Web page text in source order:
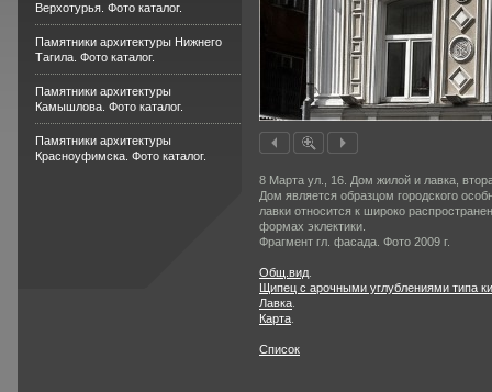
Верхотурья. Фото каталог.
Памятники архитектуры Нижнего
Тагила. Фото каталог.
Памятники архитектуры
Камышлова. Фото каталог.
Памятники архитектуры
Красноуфимска. Фото каталог.
8 Марта ул., 16. Дом жилой и лавка,
Дом является образцом городского
лавки относится к широко
формах эклектики.
Фрагмент гл. фасада. Фото 2009 г.
Общ.вид
Щипец с арочными углублениями типа
Лавка
Карта
Список